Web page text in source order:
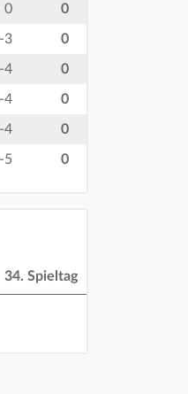
0 0
-3 0
-4 0
-4 0
-4 0
-5 0
34. Spieltag